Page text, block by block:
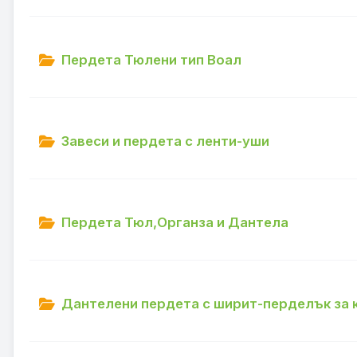
Пердета Тюлени тип Воал
Завеси и пердета с ленти-уши
Пердета Тюл,Органза и Дантела
Дантелени пердета с ширит-перделък за